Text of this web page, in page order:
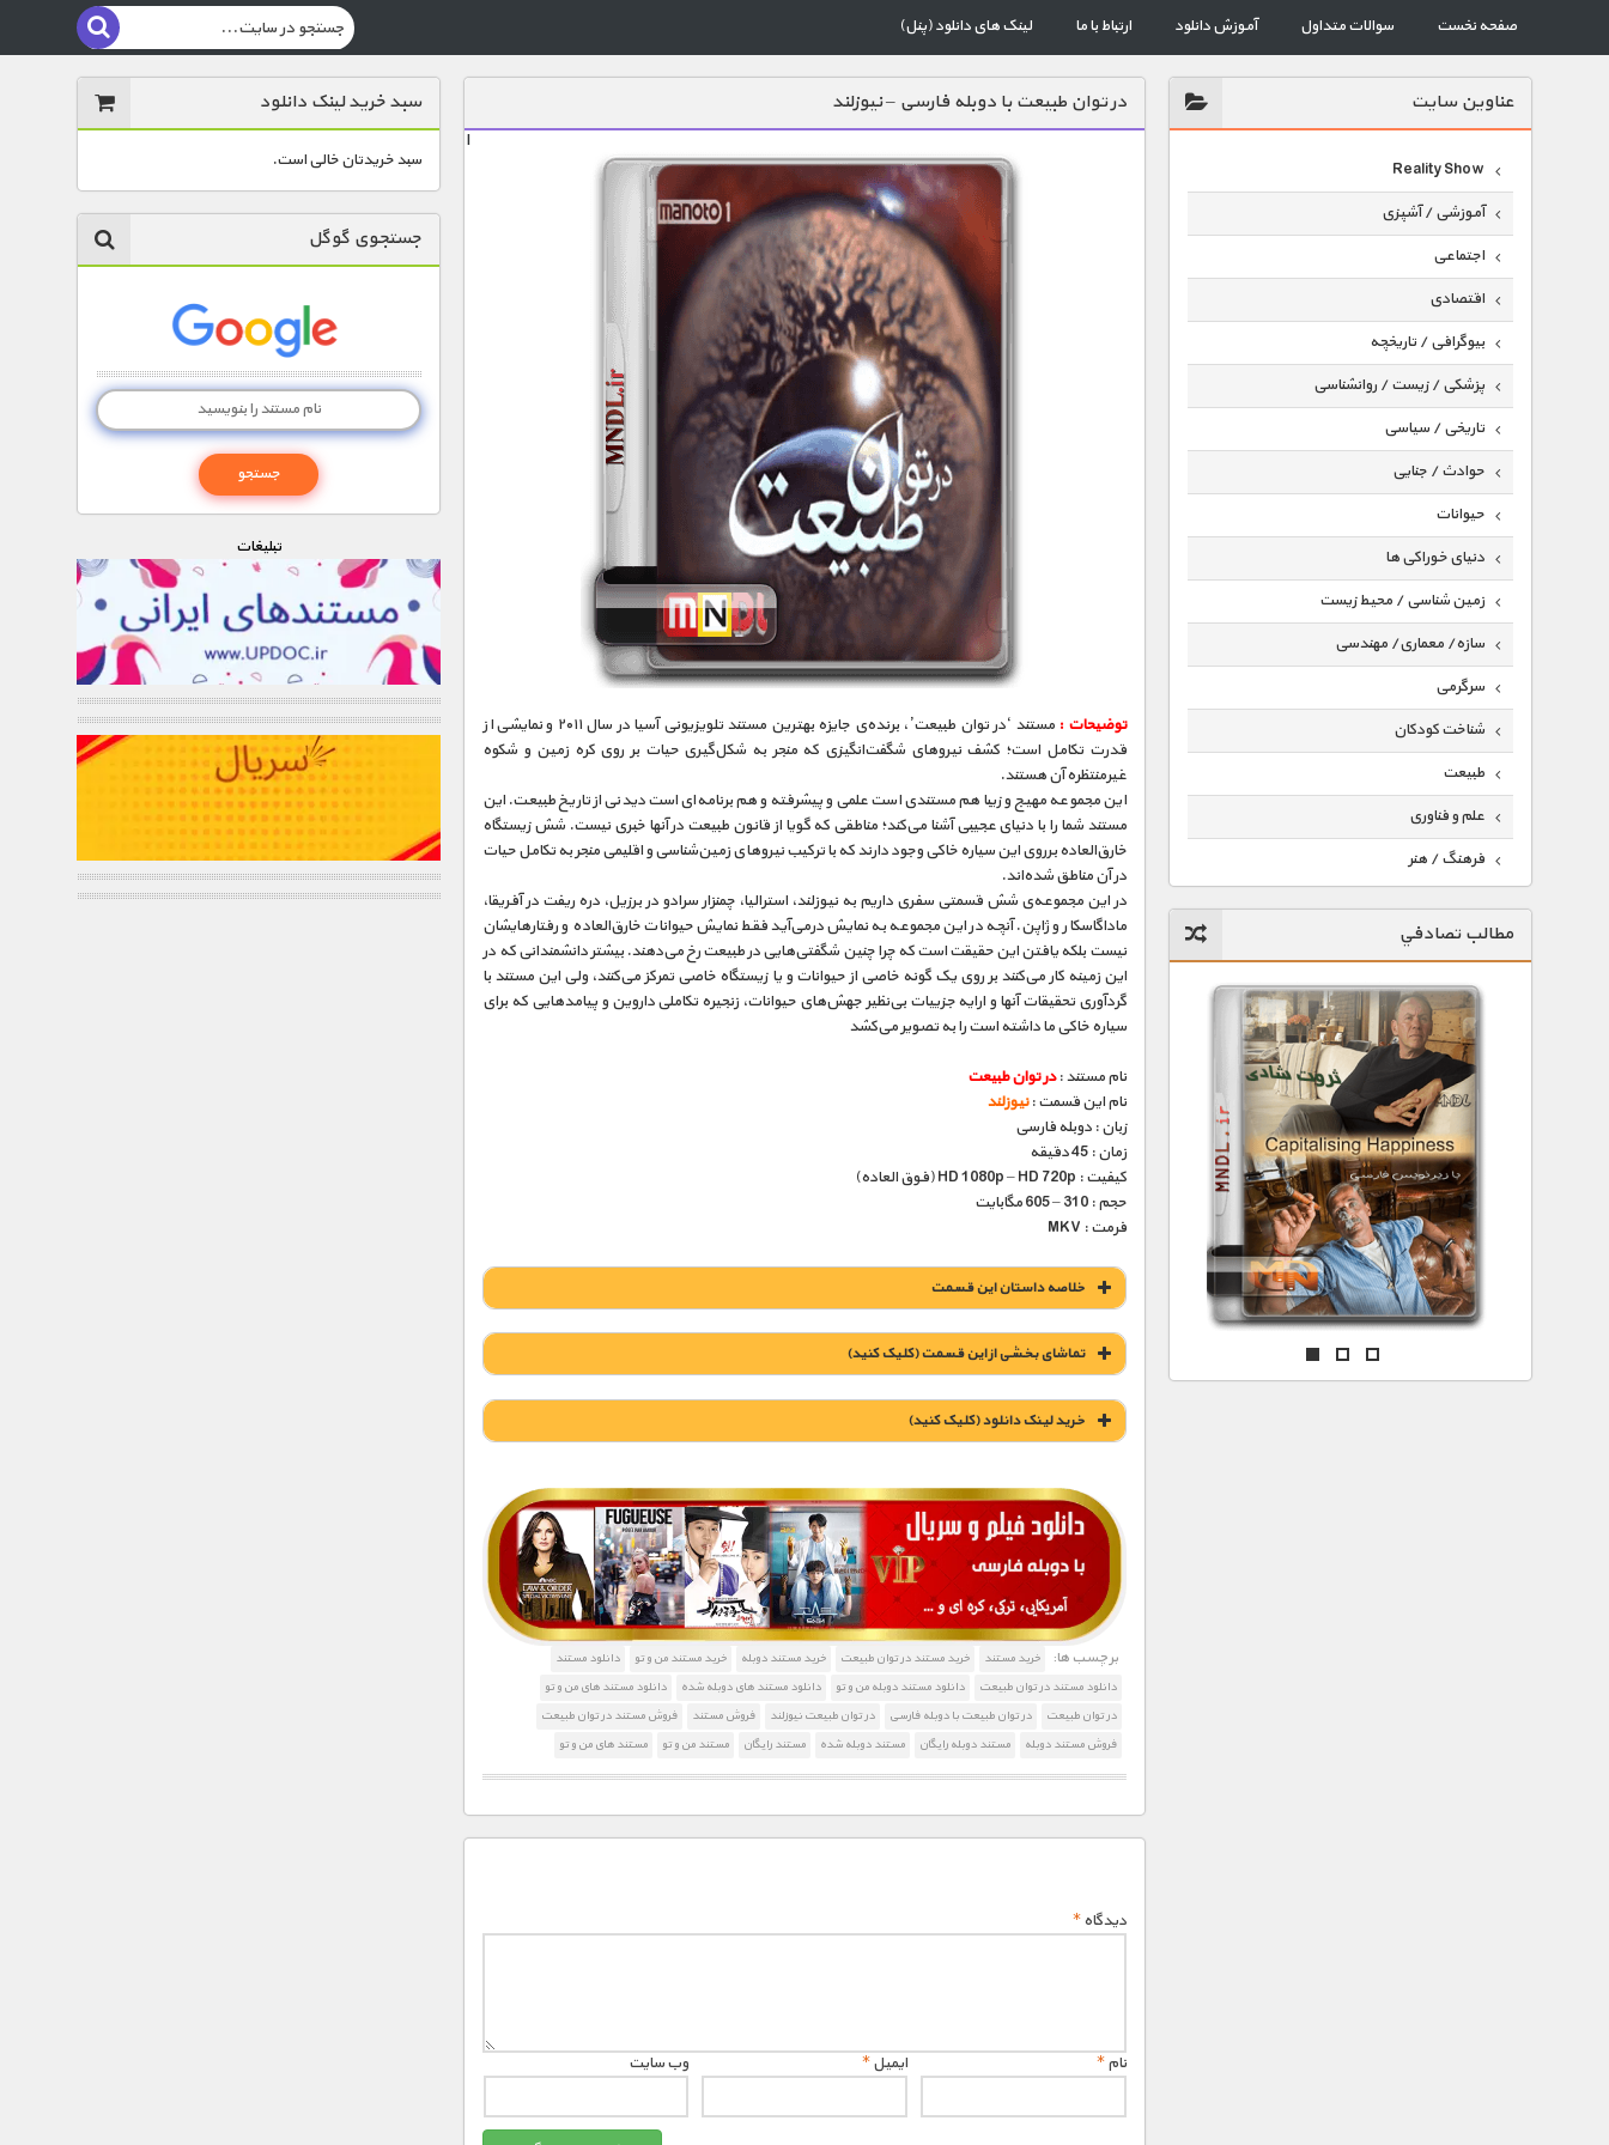
صفحه نخست سوالات متداول آموزش دانلود ارتباط با ما لینک های دانلود (پنل)
عناوين سايت
Reality Show
آموزشی / آشپزی
اجتماعی
اقتصادی
بیوگرافی / تاریخچه
پزشکی / زیست / روانشناسی
تاریخی / سیاسی
حوادث / جنایی
حیوانات
دنیای خوراکی ها
زمین شناسی / محیط زیست
سازه/ معماری/ مهندسی
سرگرمی
شناخت کودکان
طبیعت
علم و فناوری
فرهنگ / هنر
گردشگری
ماورایی
مسابقات / ورزشی
مستند های اختصاصی
مطالب تصادفي
در توان طبیعت با دوبله فارسی – نیوزلند
ا
توضیحات :
مستند ‘در توان طبیعت’، برنده‌ی جایزه بهترین مستند تلویزیونی آسیا در سال ۲۰۱۱ و نمایشی از
قدرت تکامل است؛ کشف نیروهای شگفت‌انگیزی که منجر به شکل‌گیری حیات بر روی کره زمین و شکوه
غیرمنتظره آن هستند.
این مجموعه مهیج و زیبا هم مستندی است علمی و پیشرفته و هم برنامه‌ای است دیدنی از تاریخ طبیعت. این
مستند شما را با دنیای عجیبی آشنا می‌کند؛ مناطقی که گویا از قانون طبیعت در آنها خبری نیست. شش زیستگاه
خارق‌العاده برروی این سیاره خاکی وجود دارند که با ترکیب نیروهای زمین‌شناسی و اقلیمی منجر به تکامل حیات
در آن مناطق شده‌اند.
در این مجموعه‌ی شش قسمتی سفری داریم به نیوزلند٬ استرالیا٬ چمنزار سرادو در برزیل٬ دره ریفت در آفریقا٬
ماداگاسکار و ژاپن. آنچه در این مجموعه به نمایش در‌می‌آید فقط نمایش حیوانات خارق‌العاده و رفتارهایشان
نیست بلکه یافتن این حقیقت است که چرا چنین شگفتی‌هایی در طبیعت رخ می‌دهند. بیشتر دانشمندانی که در
این زمینه کار می‌کنند بر روی یک گونه خاصی از حیوانات و یا زیستگاه خاصی تمرکز می‌کنند٬ ولی این مستند با
گردآوری تحقیقات آنها و ارایه جزییات بی‌نظیر جهش‌های حیوانات٬ زنجیره تکاملی داروین و پیامدهایی که برای
سیاره خاکی ما داشته است را به تصویر می‌کشد
نام مستند :در توان طبیعت
نام این قسمت :نیوزلند
زبان : دوبله فارسی
زمان : 45 دقیقه
کیفیت : HD 1080p – HD 720p (فوق العاده)
حجم : 310 – 605 مگابایت
فرمت : MKV
خلاصه داستان این قسمت
تماشای بخشی از این قسمت (کلیک کنید)
خريد لينک دانلود (کليک کنيد)
1900 تومان – خريد لينک دانلود (افزودن به سبد خريد)
برچسب ها: خرید مستند خرید مستند در توان طبیعت خرید مستند دوبله خرید مستند من و تو
دانلود مستند
دانلود مستند در توان طبیعت
دانلود مستند دوبله من و تو دانلود مستند های دوبله شده
دانلود مستند های من و تو
در توان طبیعت
در توان طبیعت با دوبله فارسی در توان طبیعت نیوزلند فروش مستند
فروش مستند در توان طبیعت
فروش مستند دوبله
مستند دوبله رایگان مستند دوبله شده مستند رایگان مستند من و تو مستند های من و تو
دیدگاه*
نام* ایمیل* وب‌ سایت
سبد خرید لینک دانلود
سبد خریدتان خالی است.
جستجوی گوگل
تبليغات